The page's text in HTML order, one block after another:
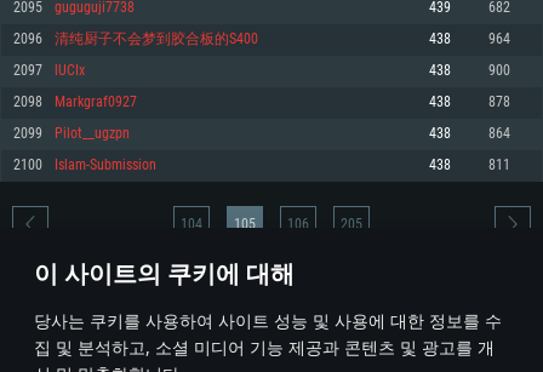
이 사이트의 쿠키에 대해
당사는 쿠키를 사용하여 사이트 성능 및 사용에 대한 정보를 수
집 및 분석하고, 소셜 미디어 기능 제공과 콘텐츠 및 광고를 개
권장 사양
570 혹은 그 이상
여유 저장 공간: 62.2 GB (전체 클라이언트)
권장 사양
네트워크: 브로드밴드 인터넷
여유 저장 공간: 62.2 GB (전체 클라이언트)
권장 사양
운영체제: Ubuntu 20.04 64bit
프로세서: Intel Core i7
메모리: 16 GB
그래픽 카드: Vulkan 을 지원하고, 최신 그래픽 드라이버를 지원하는 NVIDIA
1060 (6개월 미만) 혹은 그와 동급의 성능을 가지며 최신 그래픽 드라이버를
지원하는 AMD RX 570 (6개월 미만; 최소사양 지원 해상도 720p) 이상
여유 저장 공간: 62.2 GB (전체 클라이언트)
2095 guguguji7738 439 682
2096 清纯厨子不会梦到胶合板的S400 438 964
2097 lUCIx 438 900
2098 Markgraf0927 438 878
2099 Pilot__ugzpn 438 864
2100 Islam-Submission 438 811
* 순위표는 매일 1회 갱신됩니다
104 105 106 205